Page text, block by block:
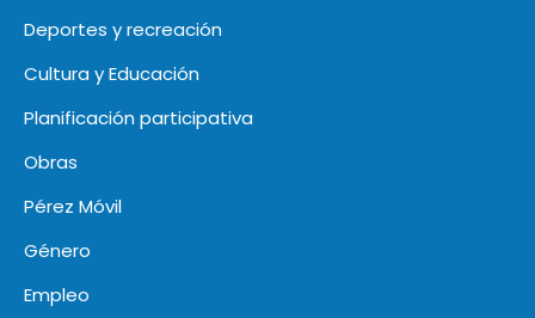
Deportes y recreación
Cultura y Educación
Planificación participativa
Obras
Pérez Móvil
Género
Empleo